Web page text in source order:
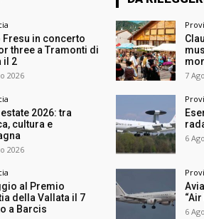
Fresu in concerto
three a Tramonti di
il 2
2026
estate 2026: tra
cultura e
2026
al Premio
della Vallata il 7
a Barcis
7
6
6